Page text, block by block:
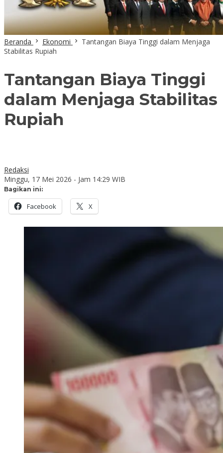
Beranda Ekonomi
Tantangan Biaya Tinggi dalam Menjaga
Stabilitas Rupiah
Tantangan Biaya Tinggi
dalam Menjaga Stabilitas
Rupiah
Redaksi
Minggu, 17 Mei 2026 - Jam 14:29 WIB
Bagikan ini:
Facebook X